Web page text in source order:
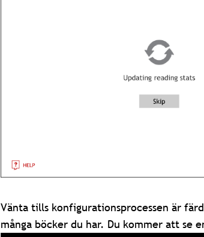
Vänta tills konfigurationsprocessen är
många böcker du har. Du kommer att se